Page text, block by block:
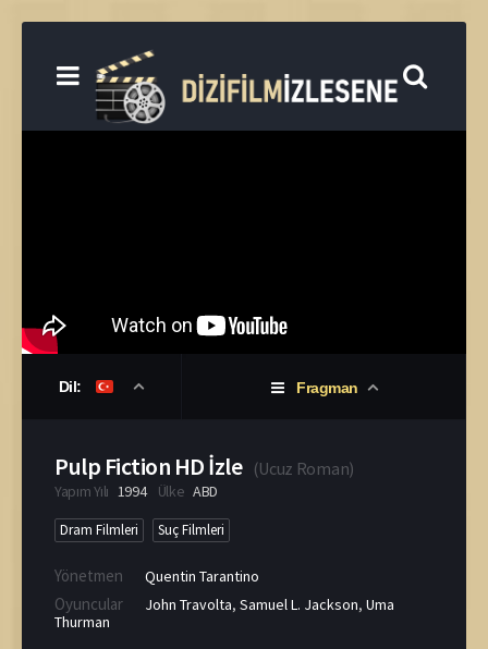
Dil: Fragman
Pulp Fiction HD İzle (Ucuz Roman)
Yapım Yılı 1994 Ülke ABD
Dram Filmleri Suç Filmleri
Yönetmen Quentin Tarantino
Oyuncular John Travolta, Samuel L. Jackson, Uma
Thurman